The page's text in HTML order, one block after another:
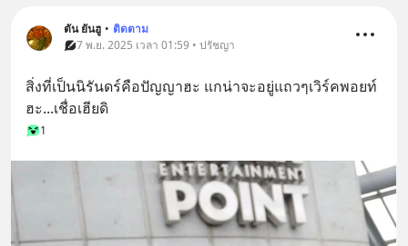
ตัน ยันฮู • ติดตาม
7 พ.ย. 2025 เวลา 01:59 • ปรัชญา
สิ่งที่เป็นนิรันดร์คือปัญญาฮะ แกน่าจะอยู่แถวๆเวิร์คพอยท์
ฮะ...เชื่อเฮียดิ
1